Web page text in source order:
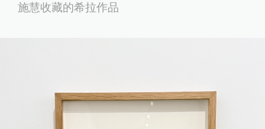
施慧收藏的希拉作品